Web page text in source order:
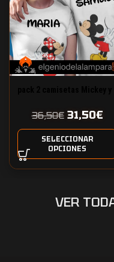
personalizado
36,50€ 31,50€
SELECCIONAR
OPCIONES
VER